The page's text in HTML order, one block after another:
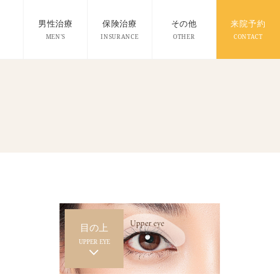
男性治療
MEN'S
保険治療
INSURANCE
その他
OTHER
来院予約
CONTACT
目の上
UPPER EYE